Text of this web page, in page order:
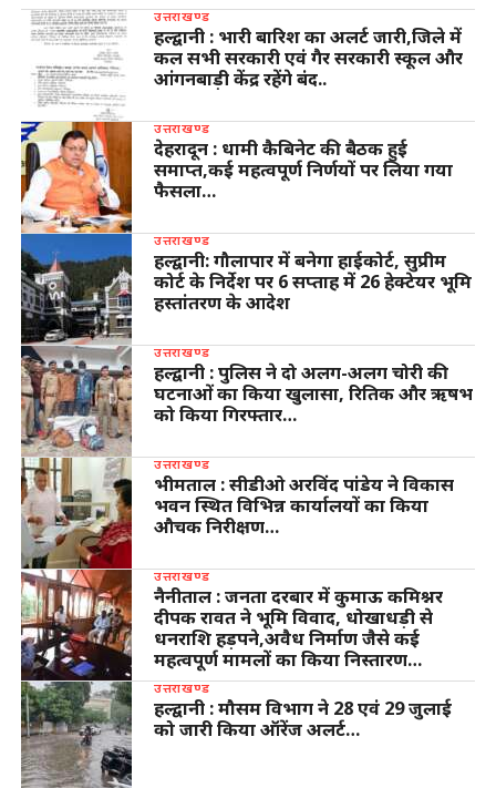
उत्तराखण्ड
हल्द्वानी : भारी बारिश का अलर्ट जारी,जिले में
कल सभी सरकारी एवं गैर सरकारी स्कूल और
आंगनबाड़ी केंद्र रहेंगे बंद..
उत्तराखण्ड
देहरादून : धामी कैबिनेट की बैठक हुई
समाप्त,कई महत्वपूर्ण निर्णयों पर लिया गया
फैसला…
उत्तराखण्ड
हल्द्वानी: गौलापार में बनेगा हाईकोर्ट, सुप्रीम
कोर्ट के निर्देश पर 6 सप्ताह में 26 हेक्टेयर भूमि
हस्तांतरण के आदेश
उत्तराखण्ड
हल्द्वानी : पुलिस ने दो अलग-अलग चोरी की
घटनाओं का किया खुलासा, रितिक और ऋषभ
को किया गिरफ्तार…
उत्तराखण्ड
भीमताल : सीडीओ अरविंद पांडेय ने विकास
भवन स्थित विभिन्न कार्यालयों का किया
औचक निरीक्षण…
उत्तराखण्ड
नैनीताल : जनता दरबार में कुमाऊ कमिश्नर
दीपक रावत ने भूमि विवाद, धोखाधड़ी से
धनराशि हड़पने,अवैध निर्माण जैसे कई
महत्वपूर्ण मामलों का किया निस्तारण…
उत्तराखण्ड
हल्द्वानी : मौसम विभाग ने 28 एवं 29 जुलाई
को जारी किया ऑरेंज अलर्ट…